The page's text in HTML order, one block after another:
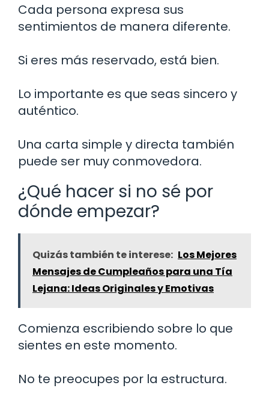
Cada persona expresa sus
sentimientos de manera diferente.
Si eres más reservado, está bien.
Lo importante es que seas sincero y
auténtico.
Una carta simple y directa también
puede ser muy conmovedora.
¿Qué hacer si no sé por
dónde empezar?
Quizás también te interese: Los Mejores
Mensajes de Cumpleaños para una Tía
Lejana: Ideas Originales y Emotivas
Comienza escribiendo sobre lo que
sientes en este momento.
No te preocupes por la estructura.